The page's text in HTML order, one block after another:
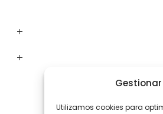
Utilizamos cookies para